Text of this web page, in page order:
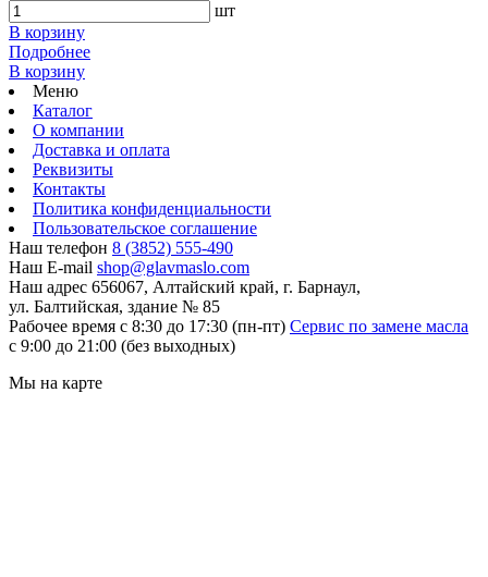
шт
В корзину
Подробнее
В корзину
Меню
Каталог
О компании
Доставка и оплата
Реквизиты
Контакты
Политика конфиденциальности
Пользовательское соглашение
Наш телефон 8 (3852) 555-490
Наш E-mail shop@glavmaslo.com
Наш адрес 656067, Алтайский край, г. Барнаул,
ул. Балтийская, здание № 85
Рабочее время с 8:30 до 17:30 (пн-пт) Сервис по замене масла
с 9:00 до 21:00 (без выходных)
Мы на карте